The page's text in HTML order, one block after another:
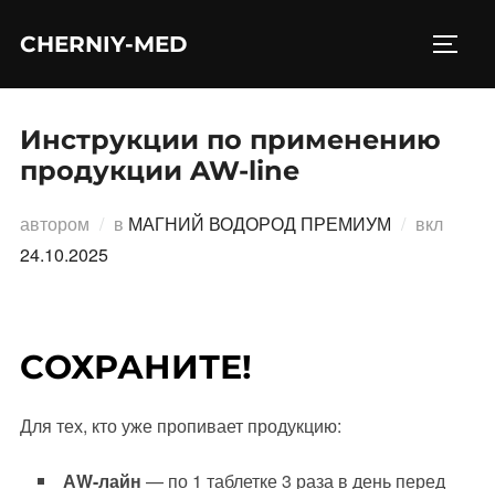
CHERNIY-MED
Инструкции по применению
продукции AW-line
автором в МАГНИЙ ВОДОРОД ПРЕМИУМ вкл
24.10.2025
СОХРАНИТЕ!
Для тех, кто уже пропивает продукцию:
АW-лайн — по 1 таблетке 3 раза в день перед